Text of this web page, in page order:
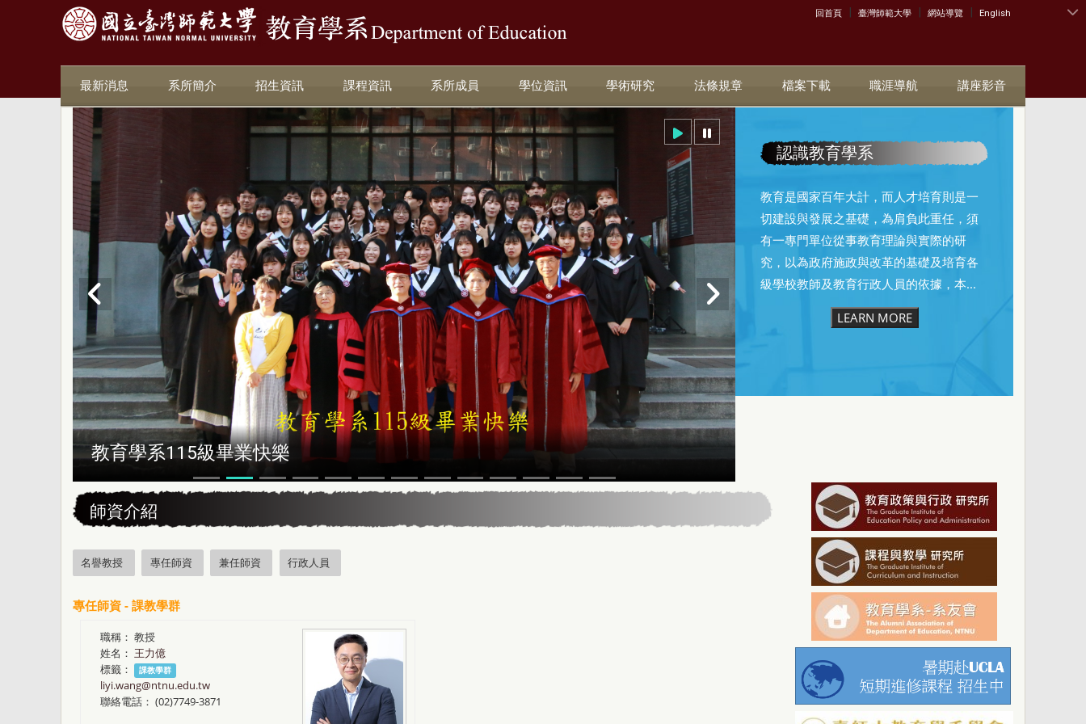
:::
回首頁 | 臺灣師範大學 | 網站導覽 | English
最新消息 系所簡介 招生資訊 課程資訊 系所成員 學位資訊 學術研究 法條規章 檔案下載 職涯導航 講座影音
教育學系115級畢業快樂
認識教育學系
教育是國家百年大計，而人才培育則是一
切建設與發展之基礎，為肩負此重任，須
有一專門單位從事教育理論與實際的研
究，以為政府施政與改革的基礎及培育各
級學校教師及教育行政人員的依據，本...
LEARN MORE
師資介紹
名譽教授 專任師資 兼任師資 行政人員
專任師資 - 課教學群
職稱： 教授
姓名： 王力億
標籤：
課教學群
liyi.wang@ntnu.edu.tw
聯絡電話： (02)7749-3871